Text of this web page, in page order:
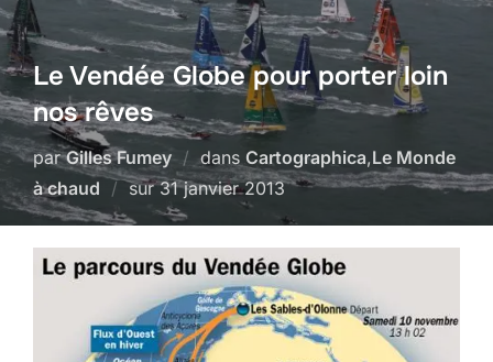
Le Vendée Globe pour porter loin
nos rêves
parGilles Fumey dans Cartographica,Le Monde
à chaud
surPublié
le
31 janvier 2013